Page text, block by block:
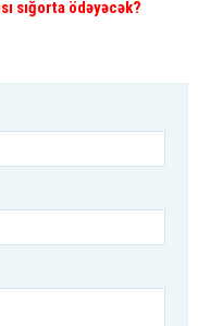
sığorta ödəyəcək?